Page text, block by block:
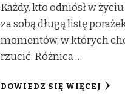
Każdy, kto odniósł w
za sobą długą listę
momentów, w których
rzucić. Różnica …
DOWIEDZ SIĘ WIĘCEJ